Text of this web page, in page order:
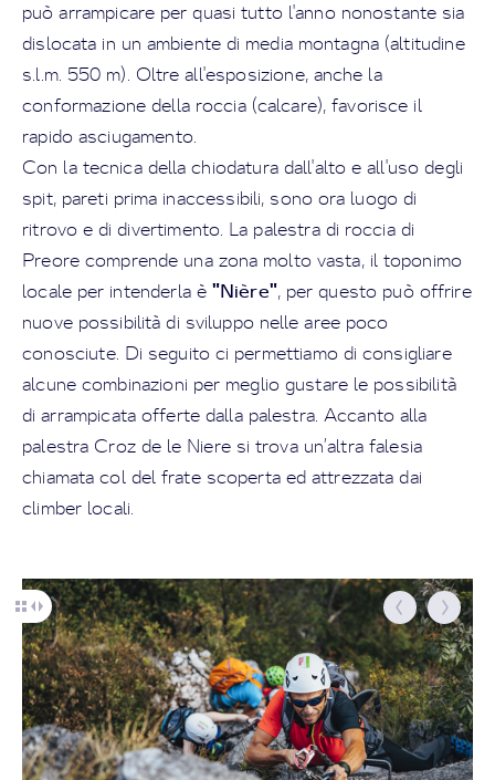
può arrampicare per quasi tutto l'anno nonostante sia
dislocata in un ambiente di media montagna (altitudine
s.l.m. 550 m). Oltre all'esposizione, anche la
conformazione della roccia (calcare), favorisce il
rapido asciugamento.
Con la tecnica della chiodatura dall'alto e all'uso degli
spit, pareti prima inaccessibili, sono ora luogo di
ritrovo e di divertimento. La palestra di roccia di
Preore comprende una zona molto vasta, il toponimo
locale per intenderla è "Nière", per questo può offrire
nuove possibilità di sviluppo nelle aree poco
conosciute. Di seguito ci permettiamo di consigliare
alcune combinazioni per meglio gustare le possibilità
di arrampicata offerte dalla palestra. Accanto alla
palestra Croz de le Niere si trova un’altra falesia
chiamata col del frate scoperta ed attrezzata dai
climber locali.